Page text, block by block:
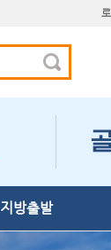
지방출발